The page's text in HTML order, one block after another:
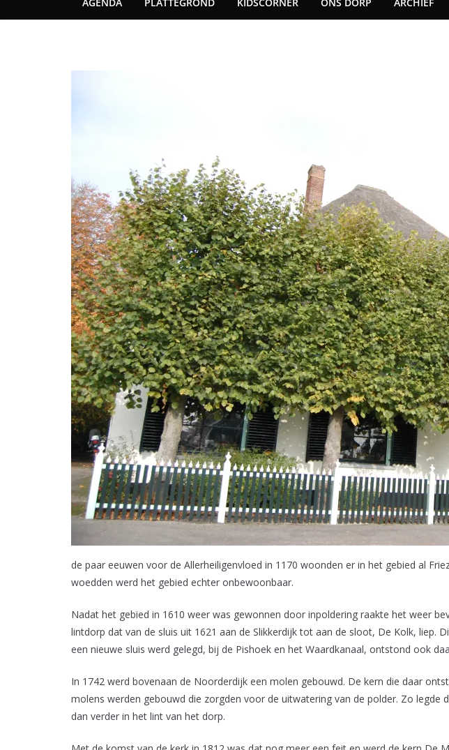
de paar eeuwen voor de Allerheiligenvloed in 1170 woonden er in het gebied al
woedden werd het gebied echter onbewoonbaar.
Nadat het gebied in 1610 weer was gewonnen door inpoldering raakte het weer
lintdorp dat van de sluis uit 1621 aan de Slikkerdijk tot aan de sloot, De Kolk, liep.
een nieuwe sluis werd gelegd, bij de Pishoek en het Waardkanaal, ontstond ook
In 1742 werd bovenaan de Noorderdijk een molen gebouwd. De kern die daar
molens werden gebouwd die zorgden voor de uitwatering van de polder. Zo
dan verder in het lint van het dorp.